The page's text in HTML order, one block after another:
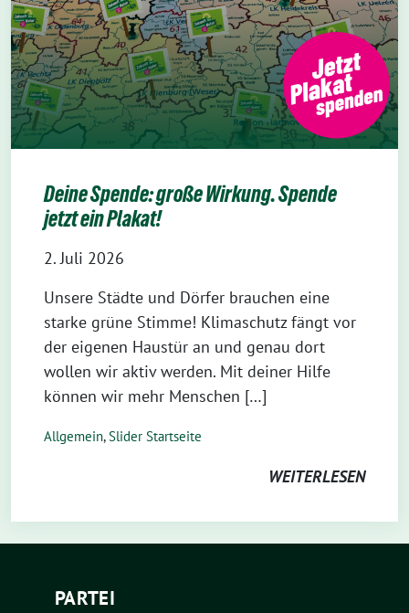
Deine Spende: große Wirkung. Spende
jetzt ein Plakat!
2. Juli 2026
Unsere Städte und Dörfer brauchen eine
starke grüne Stimme! Klimaschutz fängt vor
der eigenen Haustür an und genau dort
wollen wir aktiv werden. Mit deiner Hilfe
können wir mehr Menschen […]
Allgemein,Slider Startseite
WEITERLESEN
PARTEI